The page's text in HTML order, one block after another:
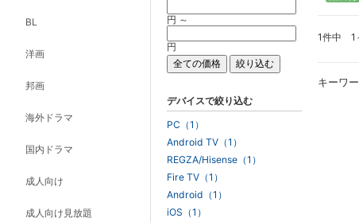
BL
洋画
邦画
海外ドラマ
国内ドラマ
成人向け
成人向け見放題
1件中 1
キーワ
円 ～
円
デバイスで絞り込む
PC（1）
Android TV（1）
REGZA/Hisense（1）
Fire TV（1）
Android（1）
iOS（1）